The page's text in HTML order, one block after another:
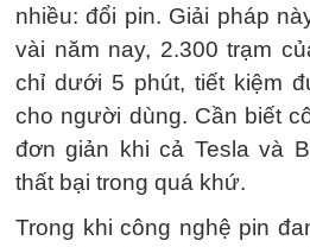
nhiều: đổi pin. Giải pháp
vài năm nay, 2.300 trạm
chỉ dưới 5 phút, tiết kiệm
cho người dùng. Cần biết
đơn giản khi cả Tesla và
thất bại trong quá khứ.
Trong khi công nghệ pin